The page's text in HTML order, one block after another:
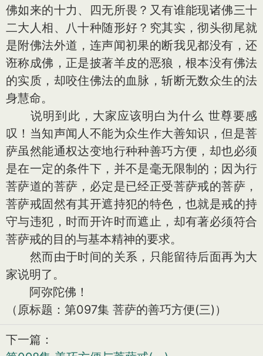
佛如来的十力、四无所畏？又有谁能现诸佛三十
二大人相、八十种随形好？究其实，彻头彻尾就
是附佛法外道，连声闻初果的断我见都没有，还
诳称成佛，正是披著羊皮的恶狼，根本没有佛法
的实质，却咬住佛法的血脉，斩断无数众生的法
身慧命。
说明到此，大家应该明白为什么 世尊要感
叹！当知声闻人不能为众生作大善知识，但是菩
萨虽然能通权达变地行种种善巧方便，却也必须
是在一定的条件下，并不是毫无限制的；因为行
菩萨道的菩萨，必定是已经正受菩萨戒的菩萨，
菩萨戒固然有其开遮持犯的特色，也就是戒的持
守与违犯，时而开许时而遮止，却有著必须符合
菩萨戒的目的与基本精神的要求。
然而由于时间的关系，只能留待后面再为大
家说明了。
阿弥陀佛！
（原标题：第097集 菩萨的善巧方便(三)）
下一篇：